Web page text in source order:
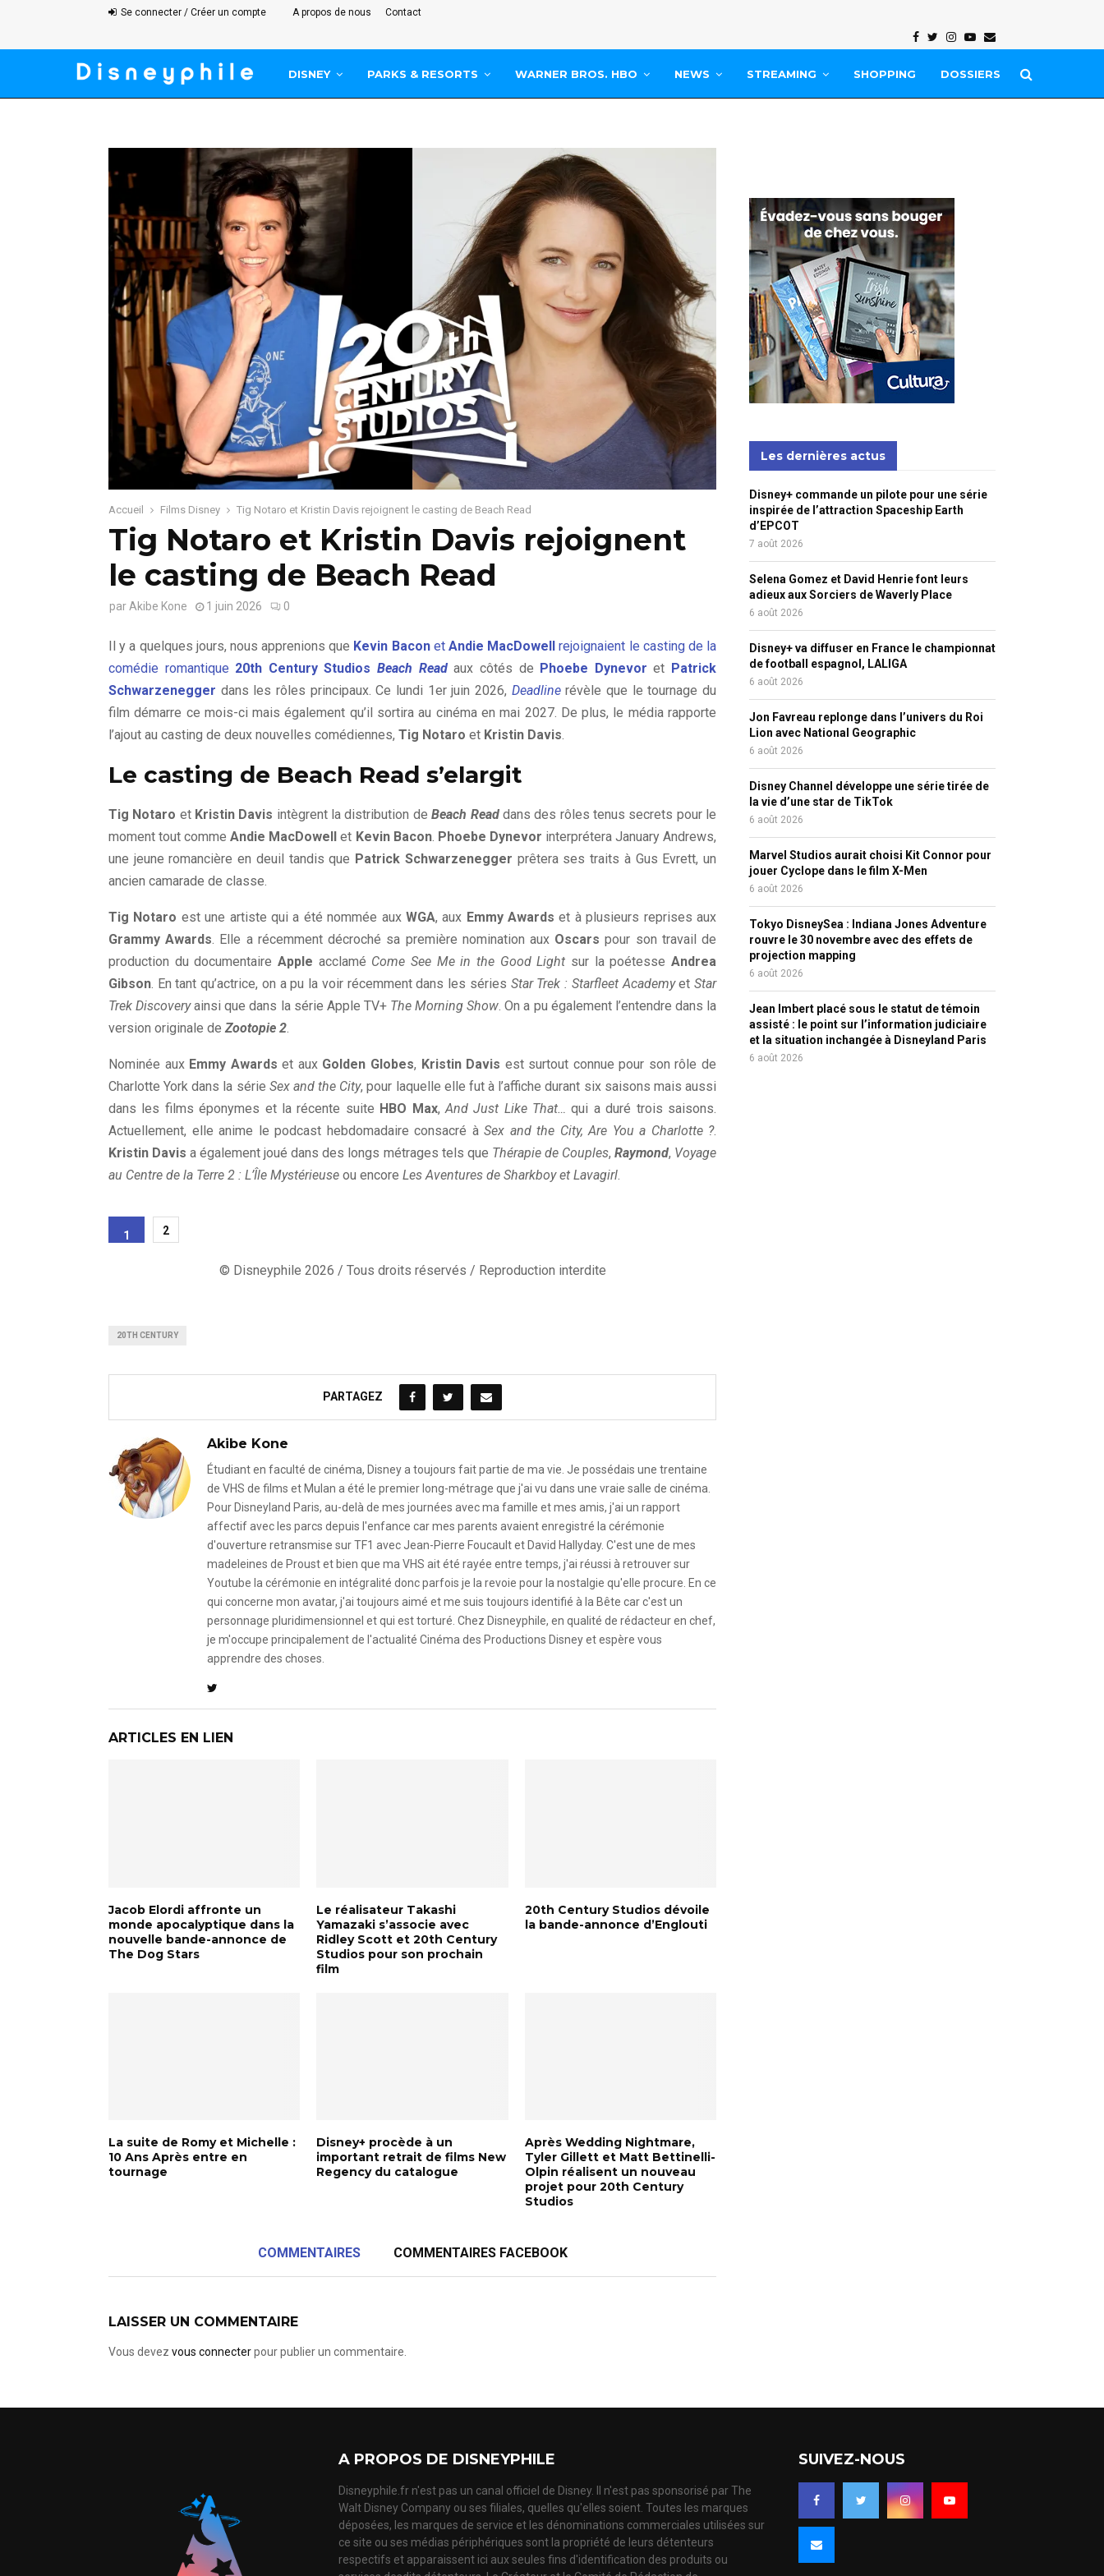
Se connecter / Créer un compte A propos de nous Contact
Facebook
Twitter
Instagram
Youtube
Email
DISNEY PARKS & RESORTS WARNER BROS. HBO NEWS STREAMING SHOPPING DOSSIERS
Accueil Films Disney Tig Notaro et Kristin Davis rejoignent le casting de Beach Read
Tig Notaro et Kristin Davis rejoignent
le casting de Beach Read
parAkibe Kone 1 juin 2026 0
Il y a quelques jours, nous apprenions que Kevin Baconet Andie MacDowell
rejoignaient le casting de la
comédie romantique 20th Century Studios Beach Readaux côtés de Phoebe Dynevor et Patrick
Schwarzenegger dans les rôles principaux. Ce lundi 1er juin 2026, Deadlinerévèle que le tournage du
film démarre ce mois-ci mais également qu’il sortira au cinéma en mai 2027. De plus, le média rapporte
l’ajout au casting de deux nouvelles comédiennes, Tig Notaro et Kristin Davis.
Le casting de Beach Read s’elargit
Tig Notaro et Kristin Davis intègrent la distribution deBeach Readdans des rôles tenus secrets pour le
moment tout commeAndie MacDowell et Kevin Bacon. Phoebe Dynevor interprétera January Andrews,
une jeune romancière en deuil tandis que Patrick Schwarzenegger prêtera ses traits à Gus Evrett, un
ancien camarade de classe.
Tig Notaro est une artiste qui a été nommée aux WGA, aux Emmy Awards et à plusieurs reprises aux
Grammy Awards. Elle a récemment décroché sa première nomination aux Oscars pour son travail de
production du documentaire Apple acclamé Come See Me in the Good Light sur la poétesseAndrea
Gibson. En tant qu’actrice, on a pu la voir récemment dans les séries Star Trek : Starfleet AcademyetStar
Trek Discoveryainsi que dans la série Apple TV+ The Morning Show. On a pu également l’entendre dans la
version originale deZootopie 2.
Nominée aux Emmy Awards et aux Golden Globes, Kristin Davis est surtout connue pour son rôle de
Charlotte York dans la série Sex and the City, pour laquelle elle fut à l’affiche durant six saisons mais aussi
dans les films éponymes et la récente suite HBO Max,And Just Like That… qui a duré trois saisons.
Actuellement, elle anime le podcast hebdomadaire consacré à Sex and the City, Are You a Charlotte ?.
Kristin Davis a également joué dans des longs métrages tels que Thérapie de Couples, Raymond, Voyage
au Centre de la Terre 2 : L’Île Mystérieuse ou encore Les Aventures de Sharkboy et Lavagirl.
1 2
© Disneyphile 2026 / Tous droits réservés / Reproduction interdite
20TH CENTURY
PARTAGEZ
Akibe Kone
Étudiant en faculté de cinéma, Disney a toujours fait partie de ma vie. Je possédais une trentaine
de VHS de films et Mulan a été le premier long-métrage que j'ai vu dans une vraie salle de cinéma.
Pour Disneyland Paris, au-delà de mes journées avec ma famille et mes amis, j'ai un rapport
affectif avec les parcs depuis l'enfance car mes parents avaient enregistré la cérémonie
d'ouverture retransmise sur TF1 avec Jean-Pierre Foucault et David Hallyday. C'est une de mes
madeleines de Proust et bien que ma VHS ait été rayée entre temps, j'ai réussi à retrouver sur
Youtube la cérémonie en intégralité donc parfois je la revoie pour la nostalgie qu'elle procure. En ce
qui concerne mon avatar, j'ai toujours aimé et me suis toujours identifié à la Bête car c'est un
personnage pluridimensionnel et qui est torturé. Chez Disneyphile, en qualité de rédacteur en chef,
je m'occupe principalement de l'actualité Cinéma des Productions Disney et espère vous
apprendre des choses.
ARTICLES EN LIEN
Jacob Elordi affronte un
monde apocalyptique dans la
nouvelle bande-annonce de
The Dog Stars
Le réalisateur Takashi
Yamazaki s’associe avec
Ridley Scott et 20th Century
Studios pour son prochain
film
20th Century Studios dévoile
la bande-annonce d’Englouti
La suite de Romy et Michelle :
10 Ans Après entre en
tournage
Disney+ procède à un
important retrait de films New
Regency du catalogue
Après Wedding Nightmare,
Tyler Gillett et Matt Bettinelli-
Olpin réalisent un nouveau
projet pour 20th Century
Studios
COMMENTAIRES COMMENTAIRES FACEBOOK
LAISSER UN COMMENTAIRE
Vous devez vous connecterpour publier un commentaire.
Les dernières actus
Disney+ commande un pilote pour une série
inspirée de l’attraction Spaceship Earth
d’EPCOT
7 août 2026
Selena Gomez et David Henrie font leurs
adieux aux Sorciers de Waverly Place
6 août 2026
Disney+ va diffuser en France le championnat
de football espagnol, LALIGA
6 août 2026
Jon Favreau replonge dans l’univers du Roi
Lion avec National Geographic
6 août 2026
Disney Channel développe une série tirée de
la vie d’une star de TikTok
6 août 2026
Marvel Studios aurait choisi Kit Connor pour
jouer Cyclope dans le film X-Men
6 août 2026
Tokyo DisneySea : Indiana Jones Adventure
rouvre le 30 novembre avec des effets de
projection mapping
6 août 2026
Jean Imbert placé sous le statut de témoin
assisté : le point sur l’information judiciaire
et la situation inchangée à Disneyland Paris
6 août 2026
A PROPOS DE DISNEYPHILE
Disneyphile.fr n'est pas un canal officiel de Disney. Il n'est pas sponsorisé par The
Walt Disney Company ou ses filiales, quelles qu'elles soient. Toutes les marques
déposées, les marques de service et les dénominations commerciales utilisées sur
ce site ou ses médias périphériques sont la propriété de leurs détenteurs
respectifs et apparaissent ici aux seules fins d'identification des produits ou
SUIVEZ-NOUS